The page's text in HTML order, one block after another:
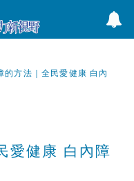
的方法｜全民愛健康 白內
愛健康 白內障